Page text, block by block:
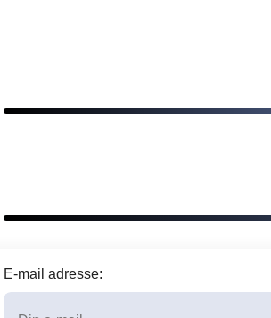
E-mail adresse: